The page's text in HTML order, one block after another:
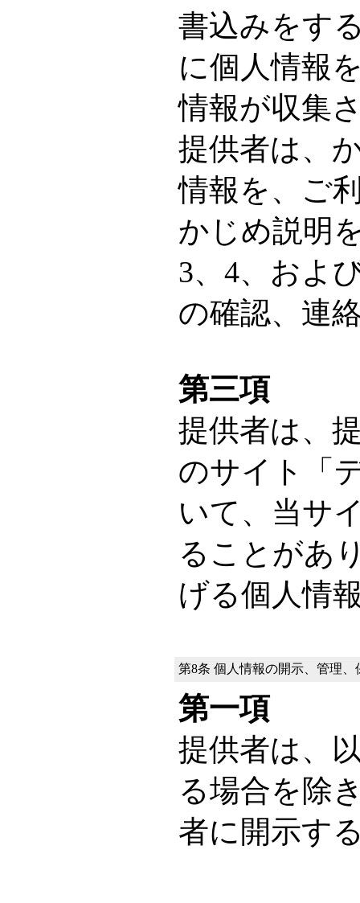
書込みをす
に個人情報
情報が収集
提供者は、
情報を、ご
かじめ説明
3、4、およ
の確認、連
第三項
提供者は、
のサイト「
いて、当サ
ることがあ
げる個人情
第8条 個人情報の開示、管理、
第一項
提供者は、
る場合を除
者に開示す